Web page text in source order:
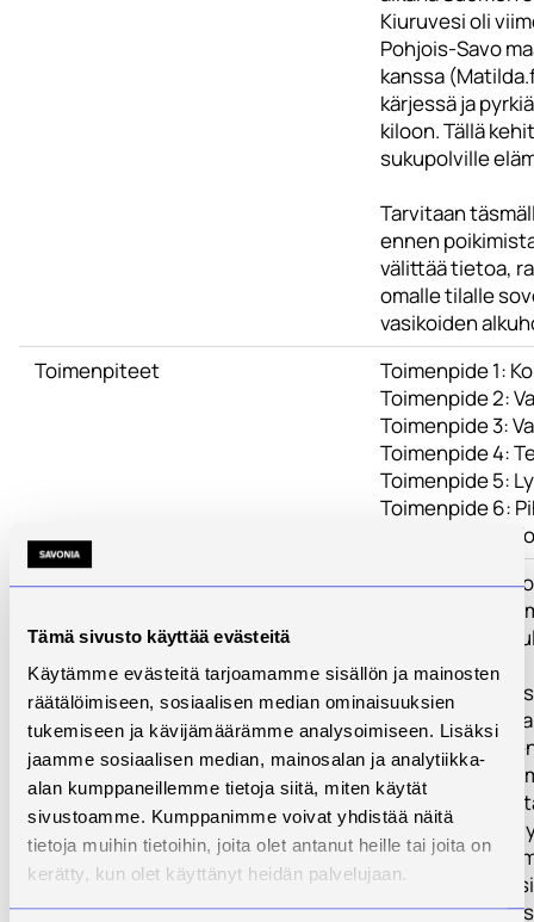
Tämä sivusto käyttää evästeitä
Käytämme evästeitä tarjoamamme sisällön ja mainosten
räätälöimiseen, sosiaalisen median ominaisuuksien
tukemiseen ja kävijämäärämme analysoimiseen. Lisäksi
jaamme sosiaalisen median, mainosalan ja analytiikka-
alan kumppaneillemme tietoja siitä, miten käytät
sivustoamme. Kumppanimme voivat yhdistää näitä
tietoja muihin tietoihin, joita olet antanut heille tai joita on
kerätty, kun olet käyttänyt heidän palvelujaan.
Kiuruvesi oli
Pohjois-Savo
kanssa
kärjessä ja
kiloon. Tällä
sukupolville
Tarvitaan
ennen
välittää tietoa,
omalle tilalle
vasikoiden
Toimenpiteet
Toimenpide 1:
Toimenpide 2:
Toimenpide 3:
Toimenpide 4:
Toimenpide 5:
Toimenpide 6:
Toimenpide 7:
Tulokset
Koulutus ja
koulutus- ja
-
opintomatkoja
-
- olemassa
- Vaavi-
- alueelliset
tiedon
- täsmäluennot
lihatalot, MTK
- nauhoitetut
-